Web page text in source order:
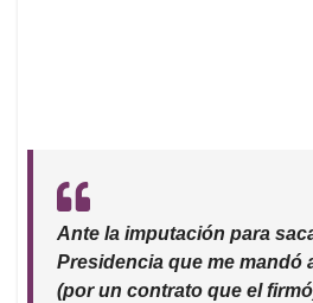
Ante la imputación para
Presidencia que me mandó
(por un contrato que el